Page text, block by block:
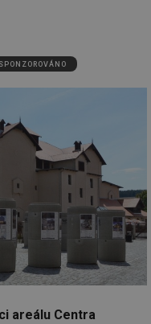
SPONZOROVÁNO
areálu Centra